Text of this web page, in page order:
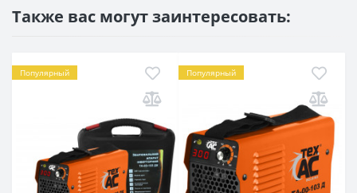
Также вас могут заинтересовать:
Популярный Популярный